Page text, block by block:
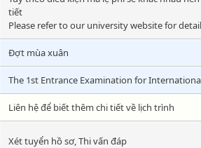
tiết
Please refer to our university website for
Đợt mùa xuân
The 1st Entrance Examination for
Liên hệ để biết thêm chi tiết về lịch trình
Xét tuyển hồ sơ, Thi vấn đáp